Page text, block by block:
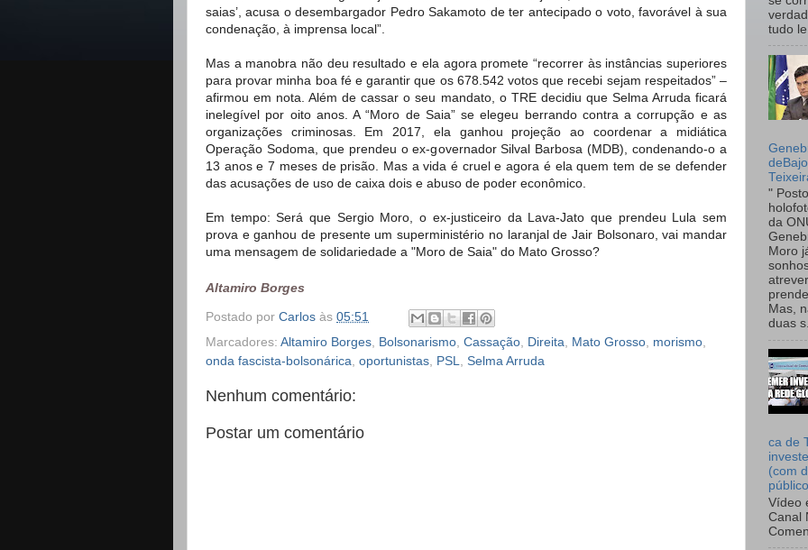
saias’, acusa o desembargador Pedro Sakamoto de ter antecipado o voto, favorável à sua
condenação, à imprensa local”.
Mas a manobra não deu resultado e ela agora promete “recorrer às instâncias superiores
para provar minha boa fé e garantir que os 678.542 votos que recebi sejam respeitados” –
afirmou em nota. Além de cassar o seu mandato, o TRE decidiu que Selma Arruda ficará
inelegível por oito anos. A “Moro de Saia” se elegeu berrando contra a corrupção e as
organizações criminosas. Em 2017, ela ganhou projeção ao coordenar a midiática
Operação Sodoma, que prendeu o ex-governador Silval Barbosa (MDB), condenando-o a
13 anos e 7 meses de prisão. Mas a vida é cruel e agora é ela quem tem de se defender
das acusações de uso de caixa dois e abuso de poder econômico.
Em tempo: Será que Sergio Moro, o ex-justiceiro da Lava-Jato que prendeu Lula sem
prova e ganhou de presente um superministério no laranjal de Jair Bolsonaro, vai mandar
uma mensagem de solidariedade a "Moro de Saia" do Mato Grosso?
Altamiro Borges
Postado por Carlos às 05:51
Marcadores: Altamiro Borges Bolsonarismo Cassação Direita Mato Grosso morismo
onda fascista-bolsonárica oportunistas PSL Selma Arruda
Nenhum comentário:
Postar um comentário
tudo
"
da
Moro
Mas,
duas
ca de
(com
Vídeo
Canal